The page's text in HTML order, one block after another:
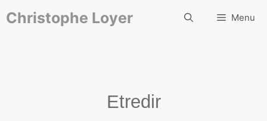
contenu
Christophe Loyer Menu
Etredir